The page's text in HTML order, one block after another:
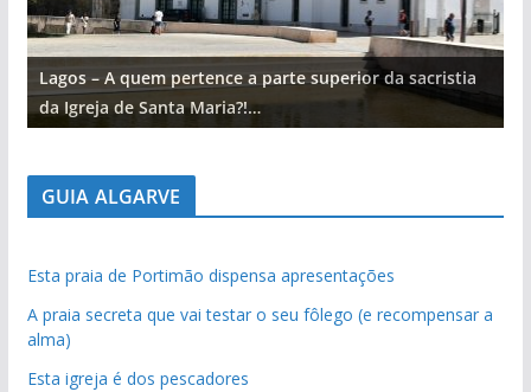
Lagos – A quem pertence a parte superior da sacristia
da Igreja de Santa Maria?!…
GUIA ALGARVE
Esta praia de Portimão dispensa apresentações
A praia secreta que vai testar o seu fôlego (e recompensar a
alma)
Esta igreja é dos pescadores